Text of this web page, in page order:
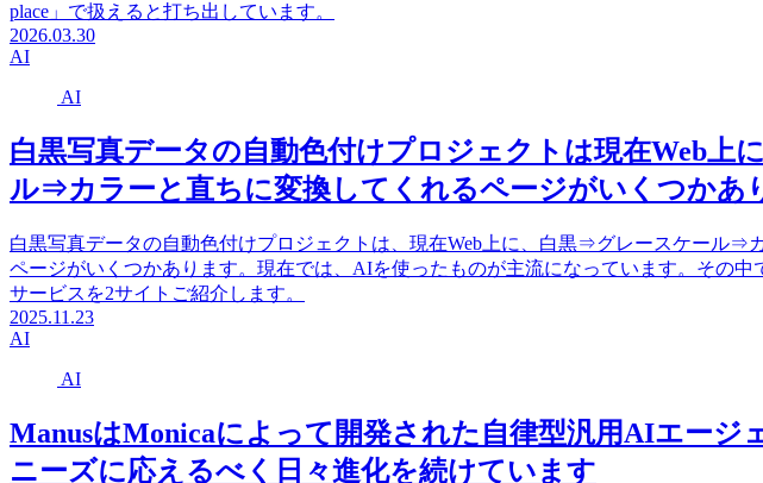
place」で扱えると打ち出しています。
2026.03.30
AI
AI
白黒写真データの自動色付けプロジェクトは現在Web上
ル⇒カラーと直ちに変換してくれるページがいくつかあ
白黒写真データの自動色付けプロジェクトは、現在Web上に、白黒⇒グレースケール⇒
ページがいくつかあります。現在では、AIを使ったものが主流になっています。その中
サービスを2サイトご紹介します。
2025.11.23
AI
AI
ManusはMonicaによって開発された自律型汎用AIエージ
ニーズに応えるべく日々進化を続けています